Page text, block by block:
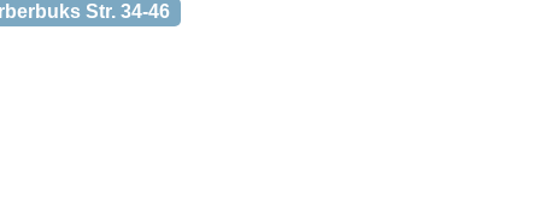
Str. 34-46